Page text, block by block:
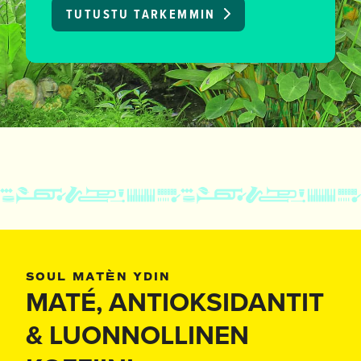
TUTUSTU TARKEMMIN
TUTUSTU TARKEMMIN
TUTUSTU TARKEMMIN
SOUL MATÈN YDIN
MATÉ, ANTIOKSIDANTIT
& LUONNOLLINEN